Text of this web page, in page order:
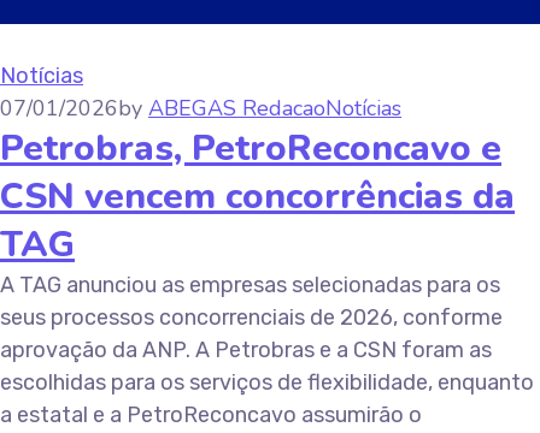
Notícias
07/01/2026by ABEGAS RedacaoNotícias
Petrobras, PetroReconcavo e
CSN vencem concorrências da
TAG
A TAG anunciou as empresas selecionadas para os
seus processos concorrenciais de 2026, conforme
aprovação da ANP. A Petrobras e a CSN foram as
escolhidas para os serviços de flexibilidade, enquanto
a estatal e a PetroReconcavo assumirão o